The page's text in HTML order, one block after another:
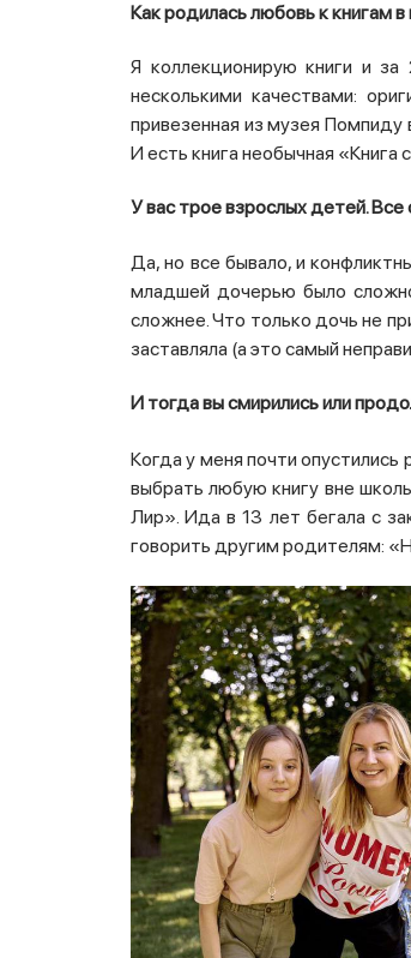
Как родилась любовь к книгам
Я коллекционирую книги и
несколькими качествами:
привезенная из музея
И есть книга необычная
У вас трое взрослых детей.
Да, но все бывало, и
младшей дочерью было
сложнее. Что только дочь не
заставляла (а это самый
И тогда вы смирились или
Когда у меня почти
выбрать любую книгу вне
Лир». Ида в 13 лет бегала с
говорить другим родителям: